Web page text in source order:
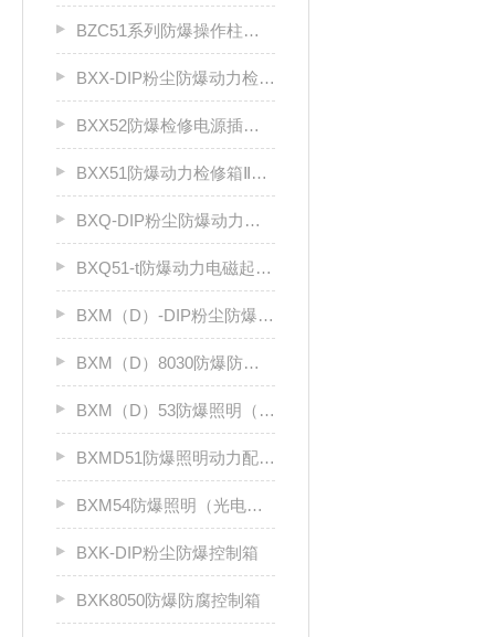
BZC51系列防爆操作柱（Ⅱ B）LCZ
BXX-DIP粉尘防爆动力检修箱DIP A20
BXX52防爆检修电源插座箱ⅡB、ⅡC
BXX51防爆动力检修箱ⅡB、ⅡC
BXQ-DIP粉尘防爆动力（电磁）起动箱
BXQ51-t防爆动力电磁起动箱
BXM（D）-DIP粉尘防爆照明（动力）配电箱
BXM（D）8030防爆防腐照明动力配电箱（Ⅱ C）
BXM（D）53防爆照明（动力）配电箱ⅡC
BXMD51防爆照明动力配电箱
BXM54防爆照明（光电效应）配电箱
BXK-DIP粉尘防爆控制箱
BXK8050防爆防腐控制箱